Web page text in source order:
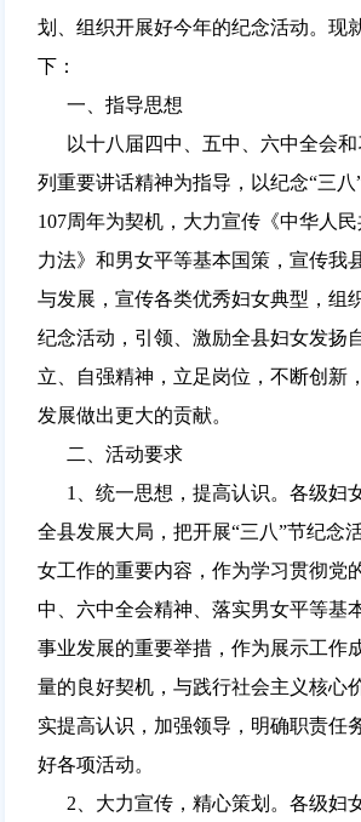
划、组织开展好今年的纪念活动。现
下：
一、指导思想
以十八届四中、五中、六中全会和
列重要讲话精神为指导，以纪念“三
107周年为契机，大力宣传《中华人
力法》和男女平等基本国策，宣传我
与发展，宣传各类优秀妇女典型，组
纪念活动，引领、激励全县妇女发扬
立、自强精神，立足岗位，不断创新
发展做出更大的贡献。
二、活动要求
1、统一思想，提高认识。各级妇
全县发展大局，把开展“三八”节纪念
女工作的重要内容，作为学习贯彻党
中、六中全会精神、落实男女平等基
事业发展的重要举措，作为展示工作
量的良好契机，与践行社会主义核心
实提高认识，加强领导，明确职责任
好各项活动。
2、大力宣传，精心策划。各级妇